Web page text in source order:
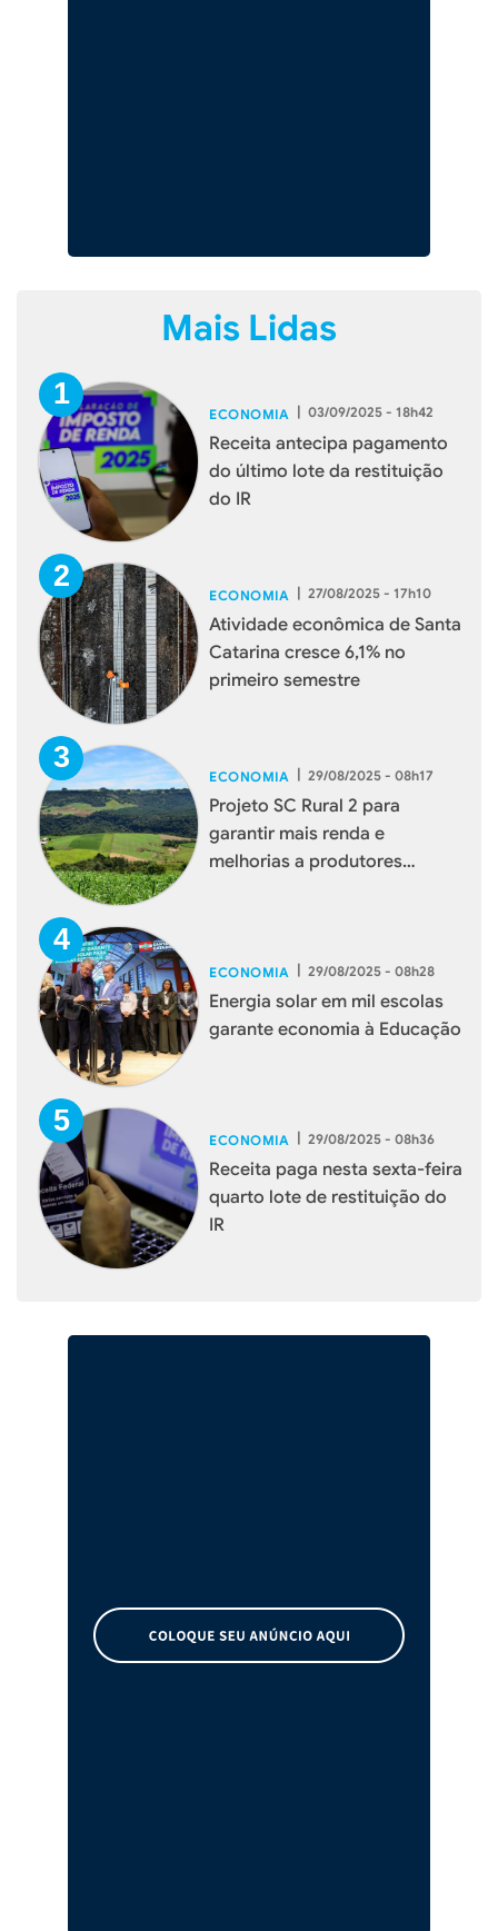
Mais Lidas
ECONOMIA | 03/09/2025 - 18h42
Receita antecipa pagamento
do último lote da restituição
do IR
ECONOMIA | 27/08/2025 - 17h10
Atividade econômica de Santa
Catarina cresce 6,1% no
primeiro semestre
ECONOMIA | 29/08/2025 - 08h17
Projeto SC Rural 2 para
garantir mais renda e
melhorias a produtores
ECONOMIA | 29/08/2025 - 08h28
Energia solar em mil escolas
garante economia à Educação
ECONOMIA | 29/08/2025 - 08h36
Receita paga nesta sexta-feira
quarto lote de restituição do
IR